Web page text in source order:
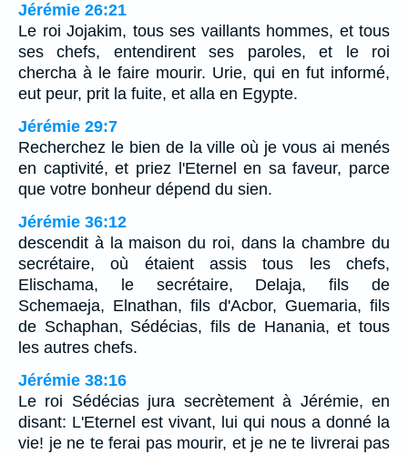
Jérémie 26:21
Le roi Jojakim, tous ses vaillants hommes, et tous
ses chefs, entendirent ses paroles, et le roi
chercha à le faire mourir. Urie, qui en fut informé,
eut peur, prit la fuite, et alla en Egypte.
Jérémie 29:7
Recherchez le bien de la ville où je vous ai menés
en captivité, et priez l'Eternel en sa faveur, parce
que votre bonheur dépend du sien.
Jérémie 36:12
descendit à la maison du roi, dans la chambre du
secrétaire, où étaient assis tous les chefs,
Elischama, le secrétaire, Delaja, fils de
Schemaeja, Elnathan, fils d'Acbor, Guemaria, fils
de Schaphan, Sédécias, fils de Hanania, et tous
les autres chefs.
Jérémie 38:16
Le roi Sédécias jura secrètement à Jérémie, en
disant: L'Eternel est vivant, lui qui nous a donné la
vie! je ne te ferai pas mourir, et je ne te livrerai pas